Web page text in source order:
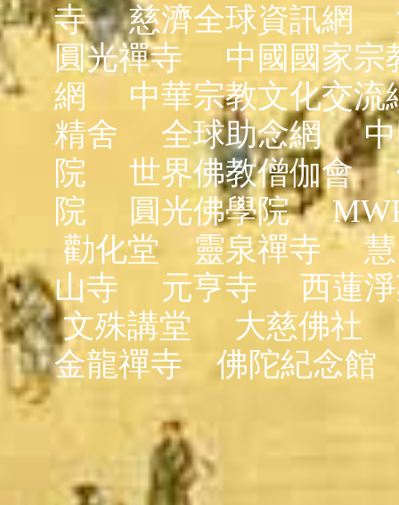
寺
慈濟全球資訊網
圓光禪寺
中國國家宗
網
中華宗教文化交流
精舍
全球助念網
院
世界佛教僧伽會
院
圓光佛學院
勸化堂
靈泉禪寺
山寺
元亨寺
西蓮
文殊講堂
大慈佛社
金龍禪寺
佛陀紀念館